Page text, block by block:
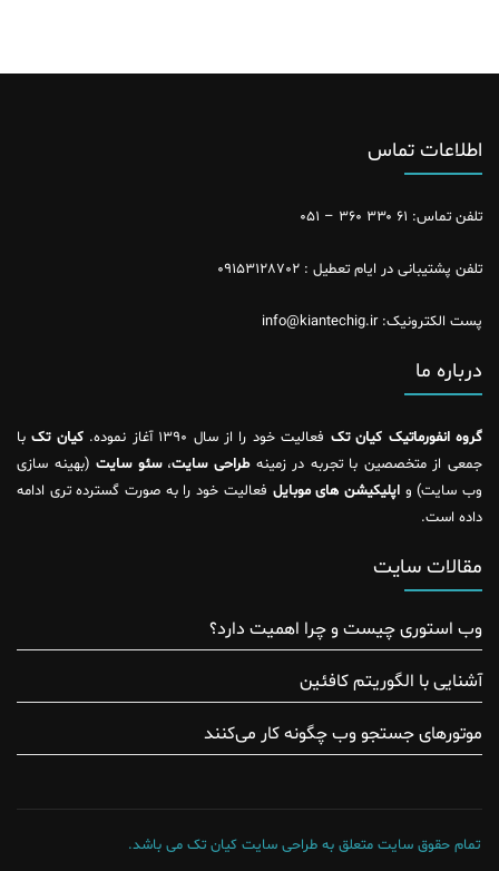
اطلاعات تماس
تلفن تماس: ۶۱ ۳۳۰ ۳۶۰ – ۰۵۱
تلفن پشتیبانی در ایام تعطیل : ۰۹۱۵۳۱۲۸۷۰۲
پست الکترونیک: info@kiantechig.ir
درباره ما
گروه انفورماتیک کیان تک فعالیت خود را از سال ۱۳۹۰ آغاز نموده. کیان تکبا
جمعی از متخصصین با تجربه در زمینه طراحی سایت،سئو سایت(بهینه سازی
وب سایت) واپلیکیشن های موبایل فعالیت خود را به صورت گسترده تری ادامه
داده است.
مقالات سایت
وب استوری چیست و چرا اهمیت دارد؟
آشنایی با الگوریتم کافئین
موتور‌های جستجو وب چگونه کار می‌کنند
تمام حقوق سایت متعلق به طراحی سایت کیان تک می باشد.